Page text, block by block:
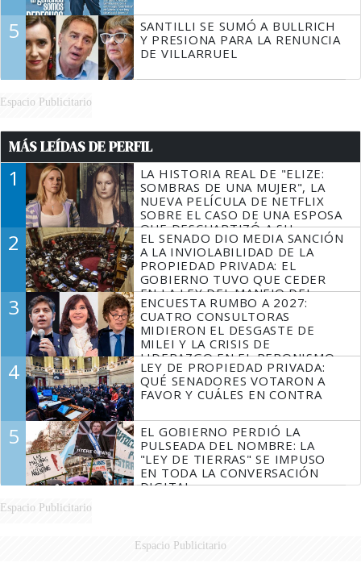
5
SANTILLI SE SUMÓ A BULLRICH
Y PRESIONA PARA LA RENUNCIA
DE VILLARRUEL
Espacio Publicitario
MÁS LEÍDAS DE PERFIL
1
LA HISTORIA REAL DE "ELIZE:
SOMBRAS DE UNA MUJER", LA
NUEVA PELÍCULA DE NETFLIX
SOBRE EL CASO DE UNA ESPOSA
QUE DESCUARTIZÓ A SU
MARIDO
2
EL SENADO DIO MEDIA SANCIÓN
A LA INVIOLABILIDAD DE LA
PROPIEDAD PRIVADA: EL
GOBIERNO TUVO QUE CEDER
EN LA LEY DEL MANEJO DEL
FUEGO
3
ENCUESTA RUMBO A 2027:
CUATRO CONSULTORAS
MIDIERON EL DESGASTE DE
MILEI Y LA CRISIS DE
LIDERAZGO EN EL PERONISMO
4
LEY DE PROPIEDAD PRIVADA:
QUÉ SENADORES VOTARON A
FAVOR Y CUÁLES EN CONTRA
5
EL GOBIERNO PERDIÓ LA
PULSEADA DEL NOMBRE: LA
"LEY DE TIERRAS" SE IMPUSO
EN TODA LA CONVERSACIÓN
DIGITAL
Espacio Publicitario
Espacio Publicitario